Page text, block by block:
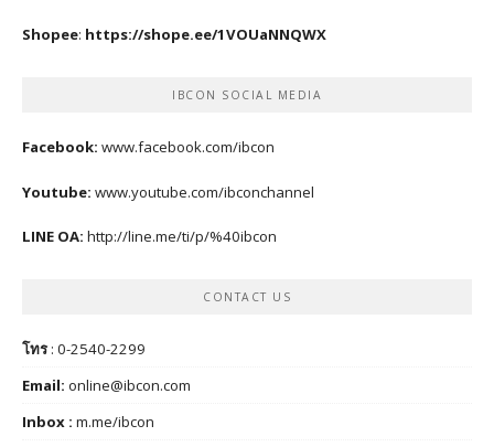
Shopee: https://shope.ee/1VOUaNNQWX
IBCON SOCIAL MEDIA
Facebook: www.facebook.com/ibcon
Youtube: www.youtube.com/ibconchannel
LINE OA: http://line.me/ti/p/%40ibcon
CONTACT US
โทร: 0-2540-2299
Email: online@ibcon.com
Inbox : m.me/ibcon